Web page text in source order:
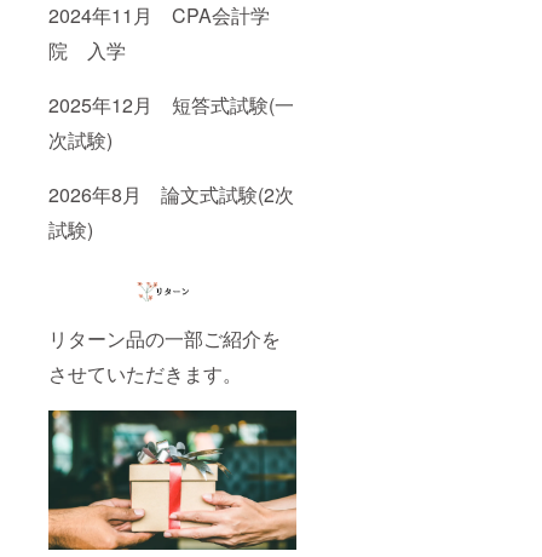
2024年11月 CPA会計学
院 入学
2025年12月 短答式試験(一
次試験)
2026年8月 論文式試験(2次
試験)
リターン品の一部ご紹介を
させていただきます。